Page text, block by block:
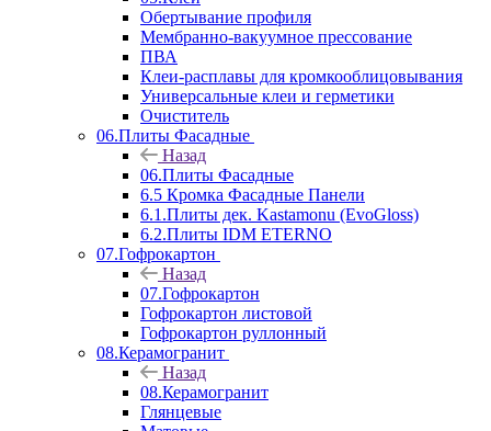
Обертывание профиля
Мембранно-вакуумное прессование
ПВА
Клеи-расплавы для кромкооблицовывания
Универсальные клеи и герметики
Очиститель
06.Плиты Фасадные
Назад
06.Плиты Фасадные
6.5 Кромка Фасадные Панели
6.1.Плиты дек. Kastamonu (EvoGloss)
6.2.Плиты IDM ETERNO
07.Гофрокартон
Назад
07.Гофрокартон
Гофрокартон листовой
Гофрокартон руллонный
08.Керамогранит
Назад
08.Керамогранит
Глянцевые